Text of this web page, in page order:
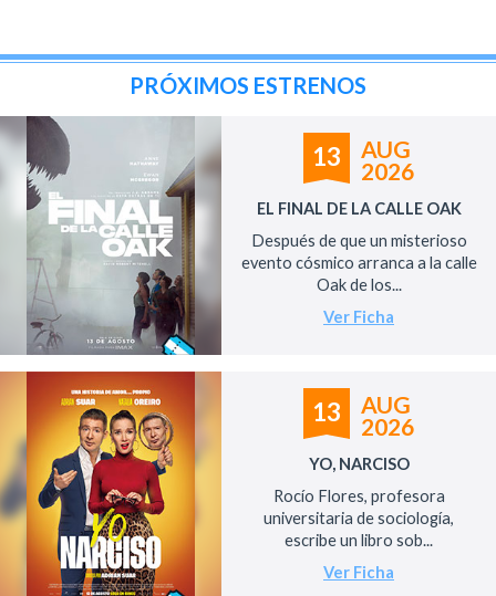
PRÓXIMOS ESTRENOS
13
AUG
2026
EL FINAL DE LA CALLE OAK
Después de que un misterioso
evento cósmico arranca a la calle
Oak de los...
Ver Ficha
13
AUG
2026
YO, NARCISO
Rocío Flores, profesora
universitaria de sociología,
escribe un libro sob...
Ver Ficha